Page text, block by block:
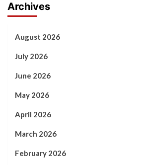
Archives
August 2026
July 2026
June 2026
May 2026
April 2026
March 2026
February 2026